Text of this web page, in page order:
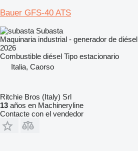
Bauer GFS-40 ATS
Subasta
Maquinaria industrial - generador de diésel
2026
Combustible diésel Tipo estacionario
Italia, Caorso
Ritchie Bros (Italy) Srl
13 años en Machineryline
Contacte con el vendedor